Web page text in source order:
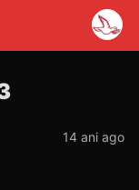
14 ani ago